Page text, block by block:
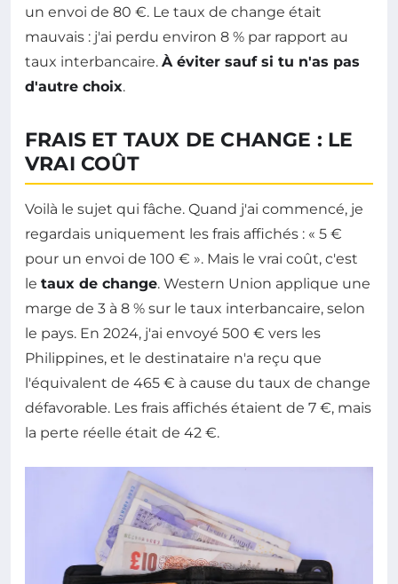
un envoi de 80 €. Le taux de change était
mauvais : j'ai perdu environ 8 % par rapport au
taux interbancaire. À éviter sauf si tu n'as pas
d'autre choix.
FRAIS ET TAUX DE CHANGE : LE
VRAI COÛT
Voilà le sujet qui fâche. Quand j'ai commencé, je
regardais uniquement les frais affichés : « 5 €
pour un envoi de 100 € ». Mais le vrai coût, c'est
le taux de change. Western Union applique une
marge de 3 à 8 % sur le taux interbancaire, selon
le pays. En 2024, j'ai envoyé 500 € vers les
Philippines, et le destinataire n'a reçu que
l'équivalent de 465 € à cause du taux de change
défavorable. Les frais affichés étaient de 7 €, mais
la perte réelle était de 42 €.